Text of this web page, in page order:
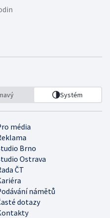
Systém
média
Brno
Ostrava
ČT
námětů
dotazy